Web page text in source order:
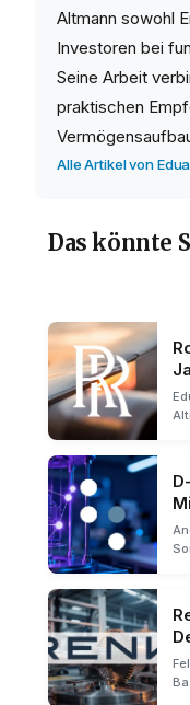
Altmann sowohl
Investoren bei
Seine Arbeit
praktischen
Alle Artikel von
Das könnte